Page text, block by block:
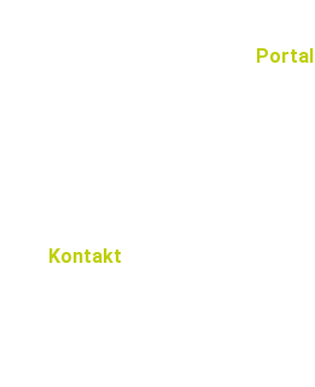
Portal
Kontakt